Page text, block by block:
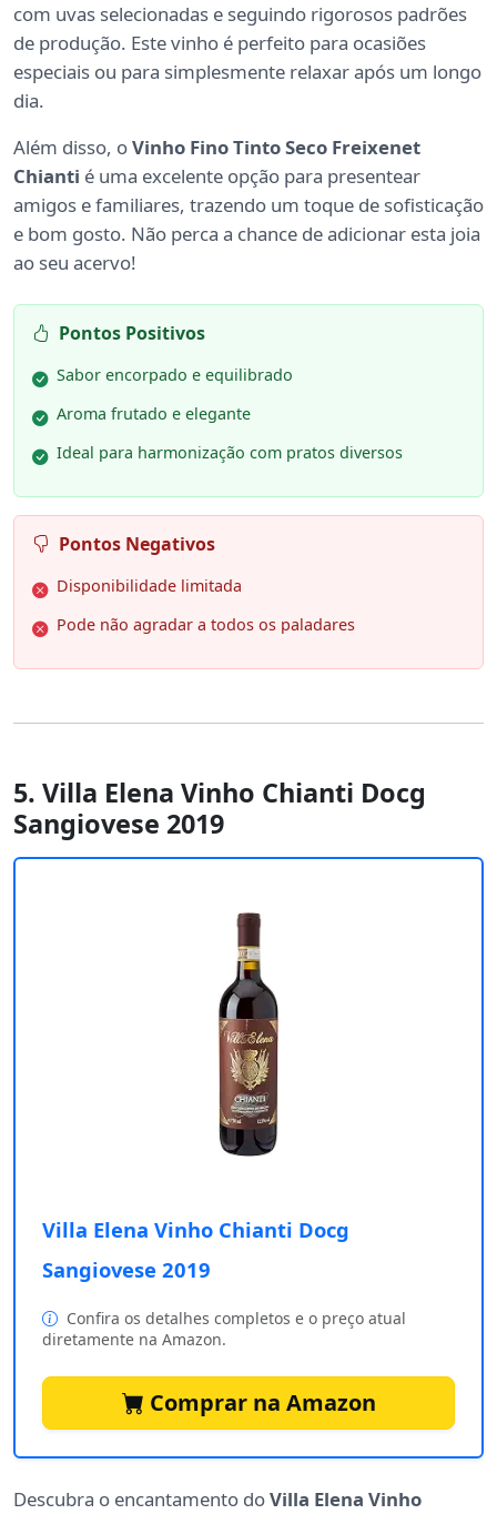
com uvas selecionadas e seguindo rigorosos padrões
de produção. Este vinho é perfeito para ocasiões
especiais ou para simplesmente relaxar após um longo
dia.
Além disso, oVinho Fino Tinto Seco Freixenet
Chianti é uma excelente opção para presentear
amigos e familiares, trazendo um toque de sofisticação
e bom gosto. Não perca a chance de adicionar esta joia
ao seu acervo!
Pontos Positivos
Sabor encorpado e equilibrado
Aroma frutado e elegante
Ideal para harmonização com pratos diversos
Pontos Negativos
Disponibilidade limitada
Pode não agradar a todos os paladares
5. Villa Elena Vinho Chianti Docg
Sangiovese 2019
Villa Elena Vinho Chianti Docg
Sangiovese 2019
Confira os detalhes completos e o preço atual
diretamente na Amazon.
Comprar na Amazon
Descubra o encantamento doVilla Elena Vinho